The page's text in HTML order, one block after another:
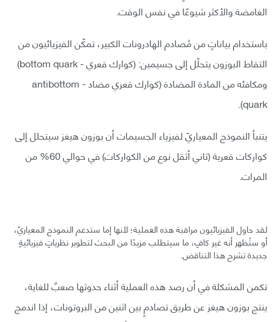
الغامضة والأكثر شيوعًا في نفس الوقت.
باستخدام بياناتٍ من مُصادم الهادرونات الكبير، تمكّن الفيزيائيون من
التقاط البوزون يتحلّل إلى جسيمين: (كوارك قعري - bottom quark)
ومكافئه من المادة المضادة (كوارك قعري مضاد - antibottom
quark).
يتنبأ النموذج المعياريّ لفيزياء الجسيمات أن بوزون هيغز سيتحلل إلى
كواركات قعرية (ثاني أثقل نوع من الكواركات) في حوالي 60% من
المرات.
لقد حاول الفيزيائيون مراقبة هذه العملية؛ لأنها إما ستدعم النموذج المعياريّ،
أو ستُظهر أنه غير كافٍ، ما سيتطلب مزيدًا من البحث لتطوير نظرياتٍ فيزيائيةٍ
جديدة تشرح هذا التناقض.
تكمن المشكلة في أن رصد هذه العملية أثناء حدوثها صعبٌ للغاية،
ينتج بوزون هيغز عن طريق تصادمٍ بين اثنين من البروتونات، إذا اندمج